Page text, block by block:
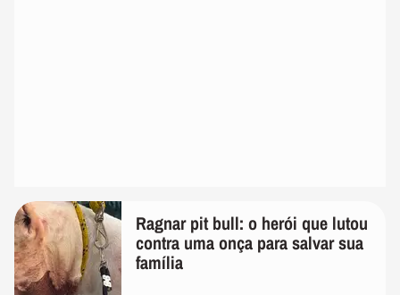
Ragnar pit bull: o herói que lutou
contra uma onça para salvar sua
família